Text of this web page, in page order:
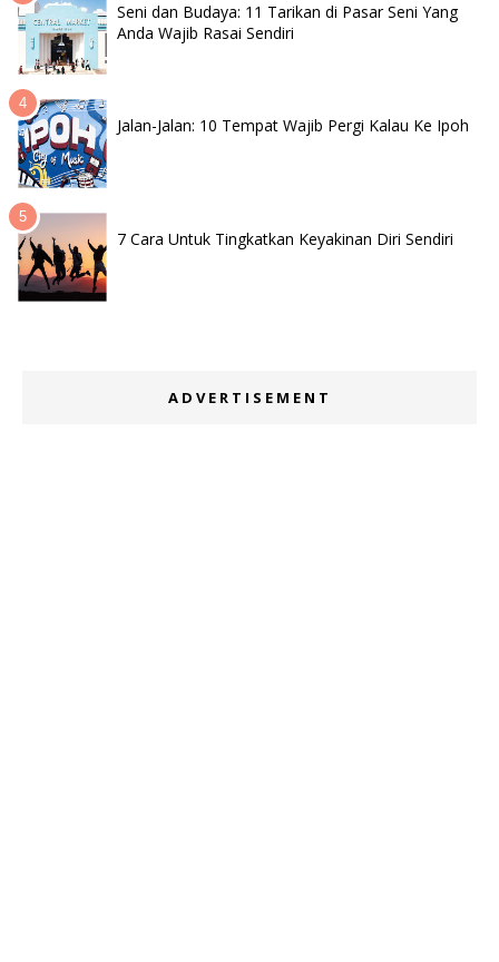
Seni dan Budaya: 11 Tarikan di Pasar Seni Yang
Anda Wajib Rasai Sendiri
Jalan-Jalan: 10 Tempat Wajib Pergi Kalau Ke Ipoh
7 Cara Untuk Tingkatkan Keyakinan Diri Sendiri
ADVERTISEMENT